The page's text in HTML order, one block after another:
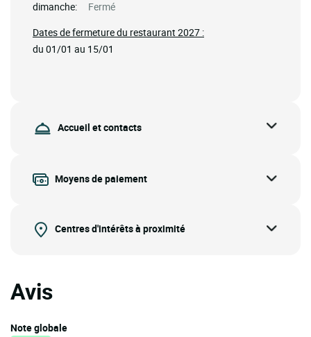
dimanche:
Fermé
Dates de fermeture du restaurant 2027 :
du 01/01 au 15/01
Accueil et contacts
Moyens de paiement
Centres d'intérêts à proximité
Avis
Note globale